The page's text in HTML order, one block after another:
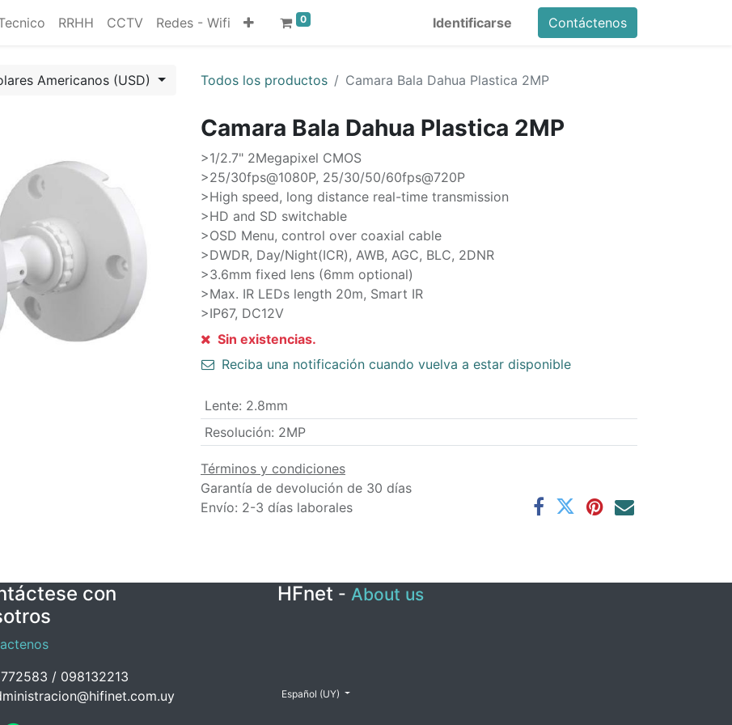
RRHH CCTV Redes - Wifi 0 Identificarse Contáctenos
Americanos (USD) Todos los productos Camara Bala Dahua Plastica 2MP
Camara Bala Dahua Plastica 2MP
>1/2.7" 2Megapixel CMOS
>25/30fps@1080P, 25/30/50/60fps@720P
>High speed, long distance real-time transmission
>HD and SD switchable
>OSD Menu, control over coaxial cable
>DWDR, Day/Night(ICR), AWB, AGC, BLC, 2DNR
>3.6mm fixed lens (6mm optional)
>Max. IR LEDs length 20m, Smart IR
>IP67, DC12V
Sin existencias.
Reciba una notificación cuando vuelva a estar disponible
Lente: 2.8mm
Resolución: 2MP
Términos y condiciones
Garantía de devolución de 30 días
Envío: 2-3 días laborales
con
/ 098132213
HFnet - About us
Español (UY)